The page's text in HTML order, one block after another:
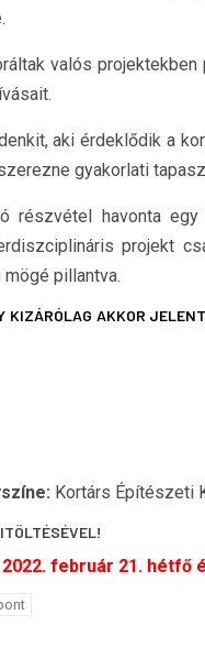
valós
aki érdeklődik a
gyakorlati
részvétel havonta
projekt
pillantva.
KIZÁRÓLAG AKKOR
Kortárs Építészeti
február 21. hétfő